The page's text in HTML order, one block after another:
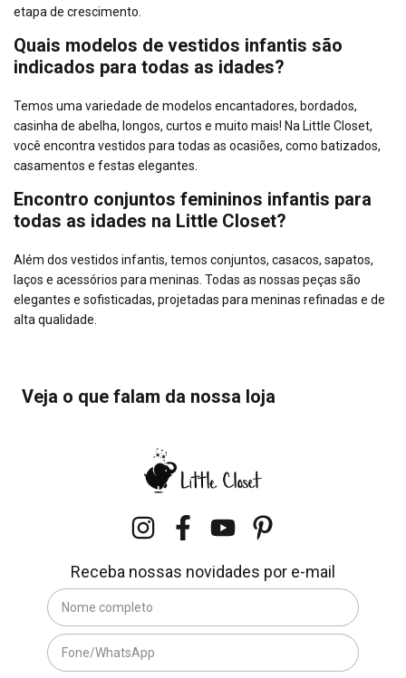
etapa de crescimento.
Quais modelos de vestidos infantis são
indicados para todas as idades?
Temos uma variedade de modelos encantadores, bordados,
casinha de abelha, longos, curtos e muito mais! Na Little Closet,
você encontra vestidos para todas as ocasiões, como batizados,
casamentos e festas elegantes.
Encontro conjuntos femininos infantis para
todas as idades na Little Closet?
Além dos vestidos infantis, temos conjuntos, casacos, sapatos,
laços e acessórios para meninas. Todas as nossas peças são
elegantes e sofisticadas, projetadas para meninas refinadas e de
alta qualidade.
Veja o que falam da nossa loja
Receba nossas novidades por e-mail